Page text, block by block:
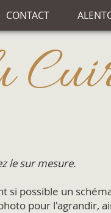
CONTACT
le sur mesure.
si possible un
pour l'agrandir,